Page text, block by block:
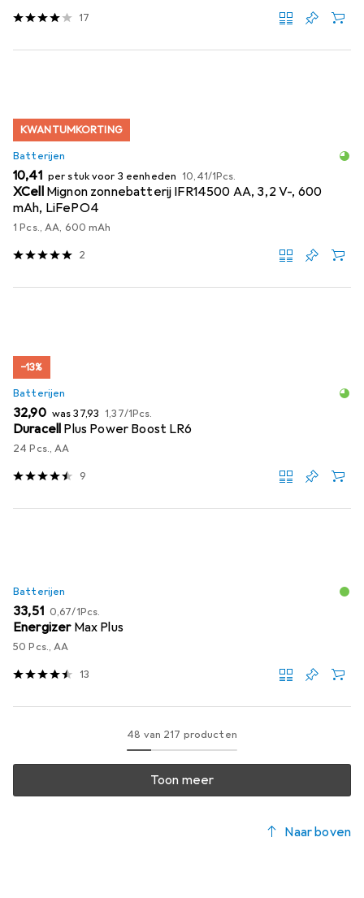
17
KWANTUMKORTING
Batterijen
EUR
10,41 per stuk voor 3 eenheden EUR
10,41/1Pcs.
XCell Mignon zonnebatterij IFR14500 AA, 3,2 V-, 600
mAh, LiFePO4
1 Pcs., AA, 600 mAh
2
−13%
Batterijen
EUR
32,90 wasEUR
37,93 EUR
1,37/1Pcs.
Duracell Plus Power Boost LR6
24 Pcs., AA
9
Batterijen
EUR
33,51 EUR
0,67/1Pcs.
Energizer Max Plus
50 Pcs., AA
13
48 van 217 producten
Toon meer
Naar boven